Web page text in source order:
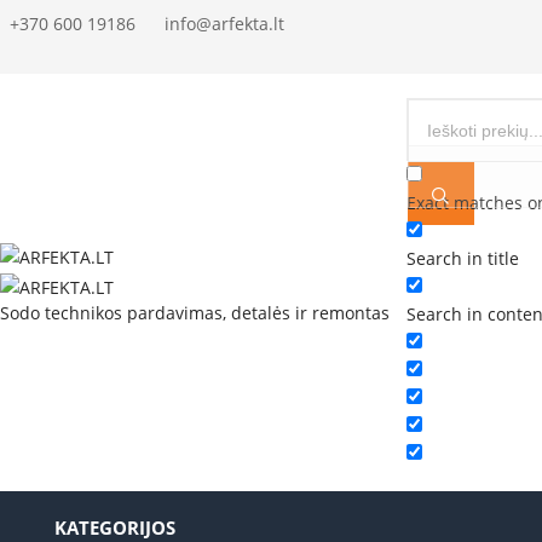
+370 600 19186 info@arfekta.lt
Sodo technikos pardavimas, detalės ir remontas
Exact matches
Search in title
Search in
KATEGORIJOS